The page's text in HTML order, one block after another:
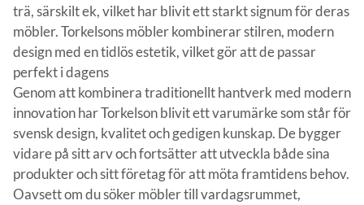
trä, särskilt ek, vilket har blivit ett starkt signum för deras
möbler. Torkelsons möbler kombinerar stilren, modern
design med en tidlös estetik, vilket gör att de passar
perfekt i dagens
Genom att kombinera traditionellt hantverk med modern
innovation har Torkelson blivit ett varumärke som står för
svensk design, kvalitet och gedigen kunskap. De bygger
vidare på sitt arv och fortsätter att utveckla både sina
produkter och sitt företag för att möta framtidens behov.
Oavsett om du söker möbler till vardagsrummet,